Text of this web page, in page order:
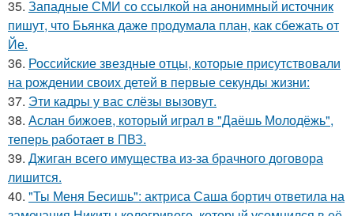
35. Западные СМИ со ссылкой на анонимный источник
пишут, что Бьянка даже продумала план, как сбежать от
Йе.
36. Российские звездные отцы, которые присутствовали
на рождении своих детей в первые секунды жизни:
37. Эти кадры у вас слёзы вызовут.
38. Аслан бижоев, который играл в "Даёшь Молодёжь",
теперь работает в ПВЗ.
39. Джиган всего имущества из-за брачного договора
лишится.
40. "Ты Меня Бесишь": актриса Саша бортич ответила на